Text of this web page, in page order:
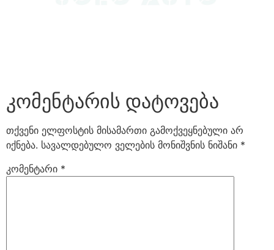
კომენტარის დატოვება
თქვენი ელფოსტის მისამართი გამოქვეყნებული არ
იქნება. სავალდებულო ველების მონიშვნის ნიშანი *
კომენტარი *